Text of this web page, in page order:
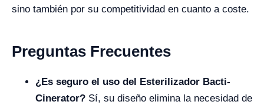
sino también por su competitividad en cuanto a coste.
Preguntas Frecuentes
¿Es seguro el uso del Esterilizador Bacti-
Cinerator? Sí, su diseño elimina la necesidad de